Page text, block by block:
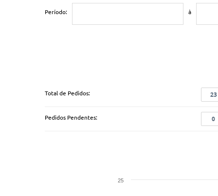
Período: à
Total de Pedidos: 23
Pedidos Pendentes: 0
25